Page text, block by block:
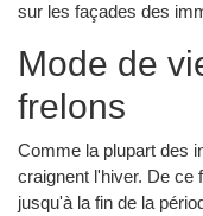
sur les façades des
Mode de
frelons
Comme la plupart des
craignent l'hiver. De ce
jusqu'à la fin de la